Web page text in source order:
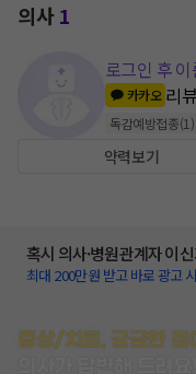
의사1
로그인 후
카카오 리
독감예방접종(1 )
약력보기
혹시 의사·병원관계자 이
최대 200만원 받고 바로 광고
증상/치료, 궁금한 점